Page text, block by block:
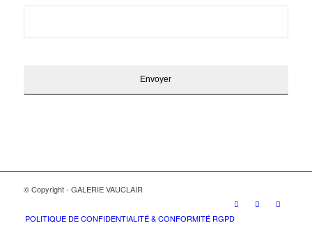
© Copyright - GALERIE VAUCLAIR
POLITIQUE DE CONFIDENTIALITÉ & CONFORMITÉ RGPD